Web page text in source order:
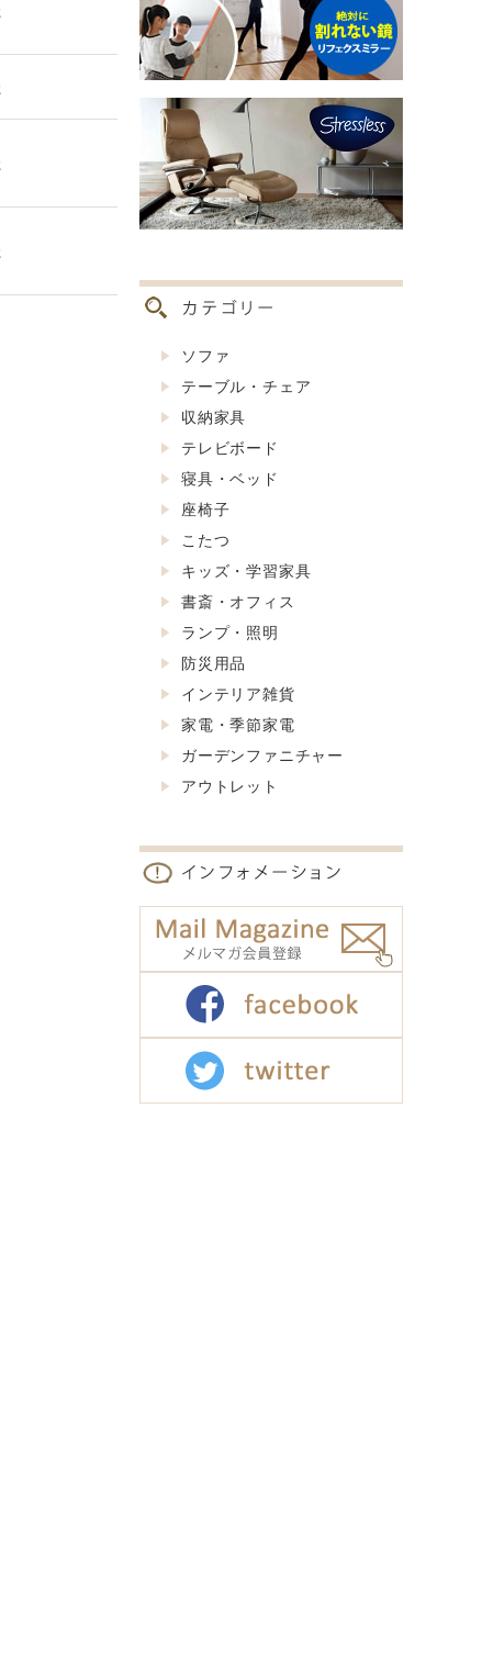
ソファ
テーブル・チェア
収納家具
テレビボード
寝具・ベッド
座椅子
こたつ
キッズ・学習家具
書斎・オフィス
ランプ・照明
防災用品
インテリア雑貨
家電・季節家電
ガーデンファニチャー
アウトレット